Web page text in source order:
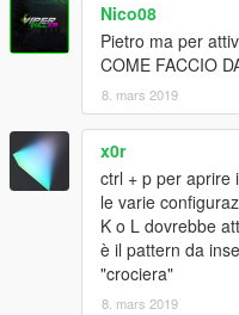
Nico08
Pietro ma per
COME FACCIO
8. mars 2019
x0r
ctrl + p per aprire
le varie
K o L dovrebbe
è il pattern da
"crociera"
8. mars 2019